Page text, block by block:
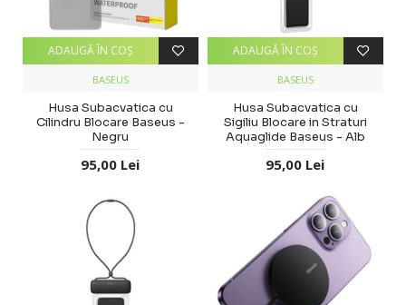
BASEUS
Husa Subacvatica cu
Cilindru Blocare Baseus -
Negru
95,00 Lei
ADAUGĂ ÎN COŞ
BASEUS
Husa Subacvatica cu
Sigiliu Blocare in Straturi
Aquaglide Baseus - Alb
95,00 Lei
ADAUGĂ ÎN COŞ